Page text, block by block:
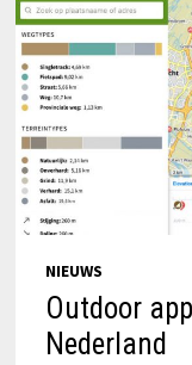
NIEUWS
Outdoor
Nederland